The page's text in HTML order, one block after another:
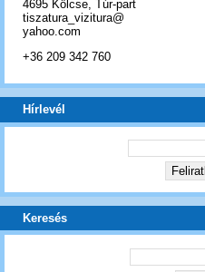
4695 Kölcse, Túr-part
tiszatura_vizitura@
yahoo.com
+36 209 342 760
Hírlevél
Keresés